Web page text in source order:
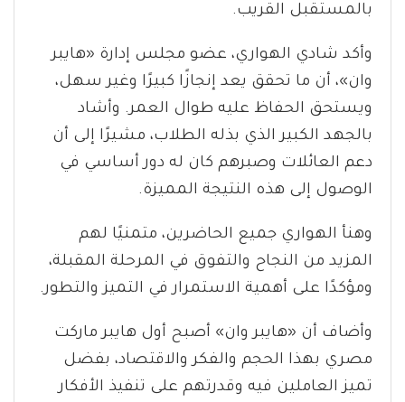
بالمستقبل القريب.
وأكد شادي الهواري، عضو مجلس إدارة «هايبر
وان»، أن ما تحقق يعد إنجازًا كبيرًا وغير سهل،
ويستحق الحفاظ عليه طوال العمر. وأشاد
بالجهد الكبير الذي بذله الطلاب، مشيرًا إلى أن
دعم العائلات وصبرهم كان له دور أساسي في
الوصول إلى هذه النتيجة المميزة.
وهنأ الهواري جميع الحاضرين، متمنيًا لهم
المزيد من النجاح والتفوق في المرحلة المقبلة،
ومؤكدًا على أهمية الاستمرار في التميز والتطور.
وأضاف أن «هايبر وان» أصبح أول هايبر ماركت
مصري بهذا الحجم والفكر والاقتصاد، بفضل
تميز العاملين فيه وقدرتهم على تنفيذ الأفكار